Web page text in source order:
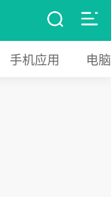
手机应用 电